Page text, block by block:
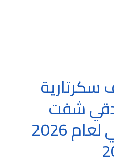
سكرتارية
شفت
صباحي لعام 2026